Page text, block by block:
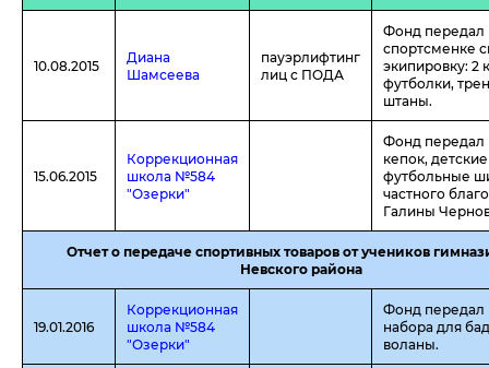
10.08.2015
Диана
Шамсеева
пауэрлифтинг
лиц с ПОДА
Фонд передал
спортсменке
экипировку: 2
футболки,
штаны.
15.06.2015
Коррекционная
школа №584
"Озерки"
Фонд передал
кепок, детские
футбольные
частного
Галины
Отчет о передаче спортивных товаров от учеников
Невского района
19.01.2016
Коррекционная
школа №584
"Озерки"
Фонд передал
набора для
воланы.